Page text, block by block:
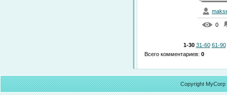
0
1-30 31-60 61-90
Всего комментариев: 0
Copyright MyCorp